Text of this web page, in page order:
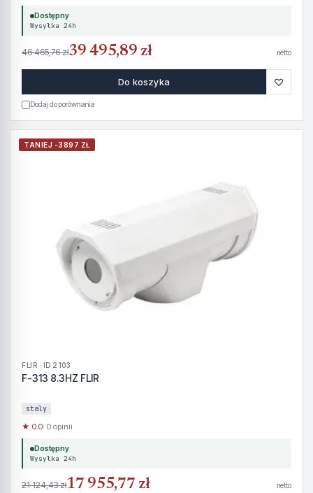
Dostępny
Wysyłka 24h
46 465,76 zł39 495,89 zł netto
Do koszyka ♡
Dodaj do porównania
TANIEJ -3897 ZŁ
FLIR · ID 2103
F-313 8.3HZ FLIR
staly
★ 0.0· 0 opinii
Dostępny
Wysyłka 24h
21 124,43 zł17 955,77 zł netto